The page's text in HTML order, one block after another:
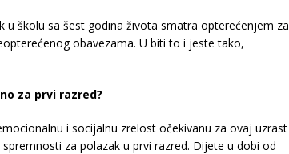
školu sa šest godina života smatra opterećenjem za
obavezama. U biti to i jeste tako,
za prvi razred?
i socijalnu zrelost očekivanu za ovaj uzrast
za polazak u prvi razred. Dijete u dobi od